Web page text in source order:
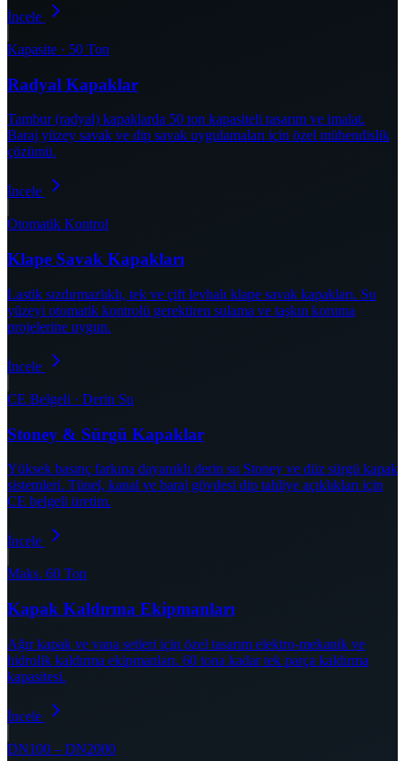
İncele
Kapasite · 50 Ton
Radyal Kapaklar
Tambur (radyal) kapaklarda 50 ton kapasiteli tasarım ve imalat.
Baraj yüzey savak ve dip savak uygulamaları için özel mühendislik
çözümü.
İncele
Otomatik Kontrol
Klape Savak Kapakları
Lastik sızdırmazlıklı, tek ve çift levhalı klape savak kapakları. Su
yüzeyi otomatik kontrolü gerektiren sulama ve taşkın koruma
projelerine uygun.
İncele
CE Belgeli · Derin Su
Stoney & Sürgü Kapaklar
Yüksek basınç farkına dayanıklı derin su Stoney ve düz sürgü kapak
sistemleri. Tünel, kanal ve baraj gövdesi dip tahliye açıklıkları için
CE belgeli üretim.
İncele
Maks. 60 Ton
Kapak Kaldırma Ekipmanları
Ağır kapak ve vana setleri için özel tasarım elektro-mekanik ve
hidrolik kaldırma ekipmanları. 60 tona kadar tek parça kaldırma
kapasitesi.
İncele
DN100 – DN2000